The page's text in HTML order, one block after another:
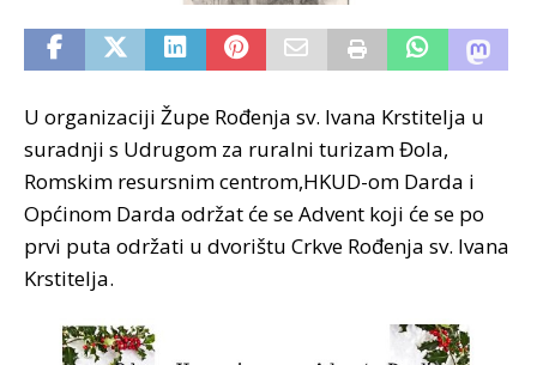
U organizaciji Župe Rođenja sv. Ivana Krstitelja u
suradnji s Udrugom za ruralni turizam Đola,
Romskim resursnim centrom,HKUD-om Darda i
Općinom Darda održat će se Advent koji će se po
prvi puta održati u dvorištu Crkve Rođenja sv. Ivana
Krstitelja.